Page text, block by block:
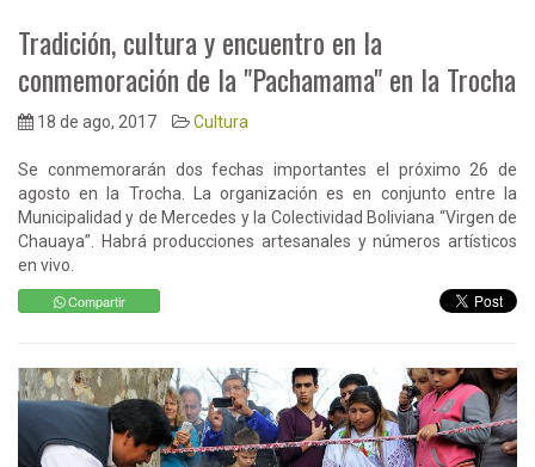
Tradición, cultura y encuentro en la
conmemoración de la "Pachamama" en la Trocha
18 de ago, 2017 Cultura
Se conmemorarán dos fechas importantes el próximo 26 de
agosto en la Trocha. La organización es en conjunto entre la
Municipalidad y de Mercedes y la Colectividad Boliviana “Virgen de
Chauaya”. Habrá producciones artesanales y números artísticos
en vivo.
Compartir